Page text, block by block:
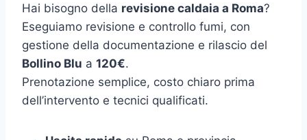
Hai bisogno della revisione caldaia a Roma?
Eseguiamo revisione e controllo fumi, con
gestione della documentazione e rilascio del
Bollino Blu a 120€.
Prenotazione semplice, costo chiaro prima
dell’intervento e tecnici qualificati.